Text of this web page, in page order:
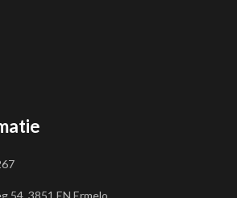
54, 3851 EN Ermelo